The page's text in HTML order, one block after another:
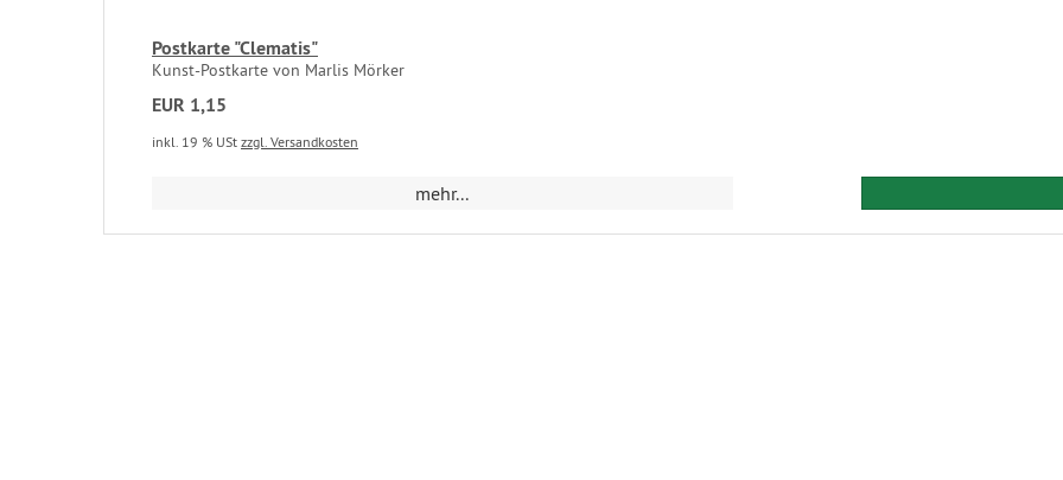
Postkarte "Clematis"
Kunst-Postkarte von Marlis Mörker
EUR 1,15
inkl. 19 % USt zzgl. Versandkosten
mehr...